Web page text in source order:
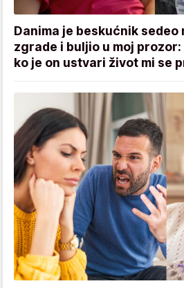
Danima je beskućnik sedeo
zgrade i buljio u moj
ko je on ustvari život mi se